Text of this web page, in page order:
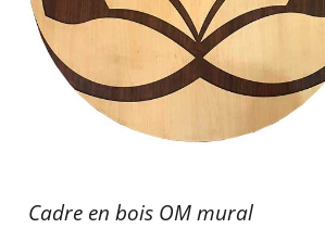
Cadre en bois OM mural